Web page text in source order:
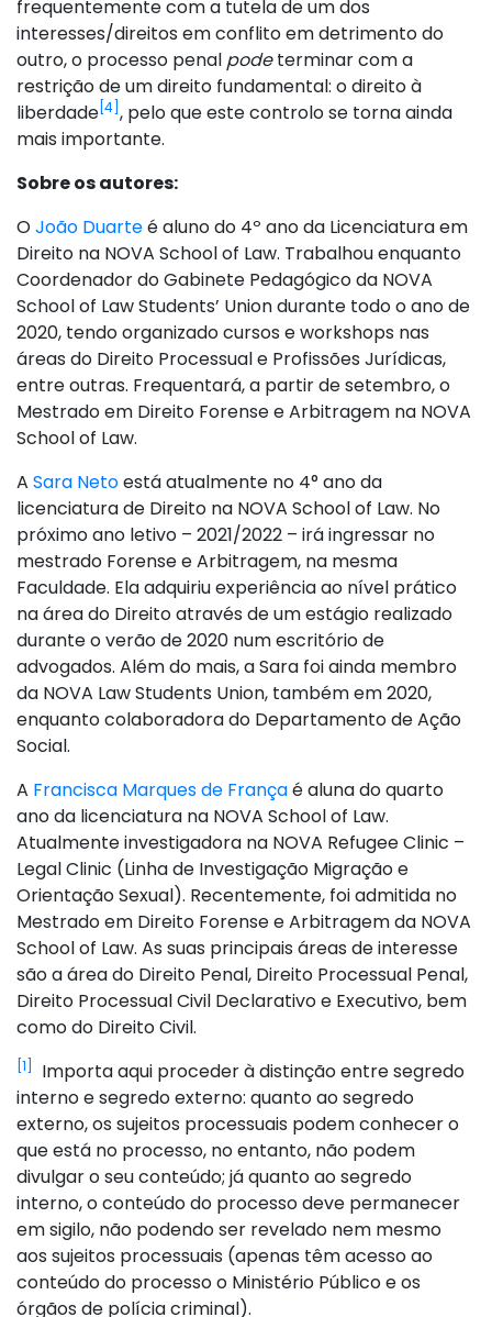
frequentemente com a tutela de um dos
interesses/direitos em conflito em detrimento do
outro, o processo penal podeterminar com a
restrição de um direito fundamental: o direito à
liberdade [4] , pelo que este controlo se torna ainda
mais importante.
Sobre os autores:
OJoão Duarteé aluno do 4º ano da Licenciatura em
Direito na NOVA School of Law. Trabalhou enquanto
Coordenador do Gabinete Pedagógico da NOVA
School of Law Students’ Union durante todo o ano de
2020, tendo organizado cursos e workshops nas
áreas do Direito Processual e Profissões Jurídicas,
entre outras. Frequentará, a partir de setembro, o
Mestrado em Direito Forense e Arbitragem na NOVA
School of Law.
A Sara Netoestá atualmente no 4° ano da
licenciatura de Direito na NOVA School of Law. No
próximo ano letivo – 2021/2022 – irá ingressar no
mestrado Forense e Arbitragem, na mesma
Faculdade. Ela adquiriu experiência ao nível prático
na área do Direito através de um estágio realizado
durante o verão de 2020 num escritório de
advogados. Além do mais, a Sara foi ainda membro
da NOVA Law Students Union, também em 2020,
enquanto colaboradora do Departamento de Ação
Social.
A Francisca Marques de Françaé aluna do quarto
ano da licenciatura na NOVA School of Law.
Atualmente investigadora na NOVA Refugee Clinic –
Legal Clinic (Linha de Investigação Migração e
Orientação Sexual). Recentemente, foi admitida no
Mestrado em Direito Forense e Arbitragem da NOVA
School of Law. As suas principais áreas de interesse
são a área do Direito Penal, Direito Processual Penal,
Direito Processual Civil Declarativo e Executivo, bem
como do Direito Civil.
[1]
Importa aqui proceder à distinção entre segredo
interno e segredo externo: quanto ao segredo
externo, os sujeitos processuais podem conhecer o
que está no processo, no entanto, não podem
divulgar o seu conteúdo; já quanto ao segredo
interno, o conteúdo do processo deve permanecer
em sigilo, não podendo ser revelado nem mesmo
aos sujeitos processuais (apenas têm acesso ao
conteúdo do processo o Ministério Público e os
órgãos de polícia criminal).